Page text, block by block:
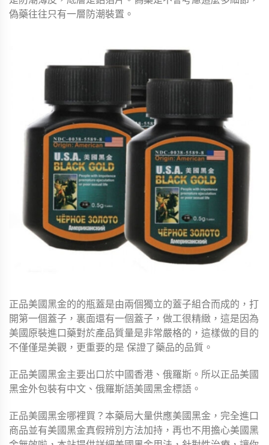
偽藥往往只有一層防潮裝置。
正品美國黑金的的瓶蓋是由兩個獨立的蓋子組合而成的，打
開第一個蓋子，裏面還有一個蓋子，做工很精緻，這是因為
美國原裝進口藥對於產品質量是非常嚴格的，這樣做的目的
不僅僅是美觀，更重要的是 保證了藥品的品質。
正品美國黑金主要出口於中國香港、俄羅斯。所以正品美國
黑金外包裝有中文、俄羅斯語美國黑金標語。
正品美國黑金哪裡買？本藥局大量供應美國黑金，完全進口
商品並有美國黑金真假辨別方法加持，再也不用擔心美國黑